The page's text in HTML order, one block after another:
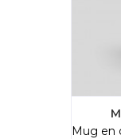
Mug en